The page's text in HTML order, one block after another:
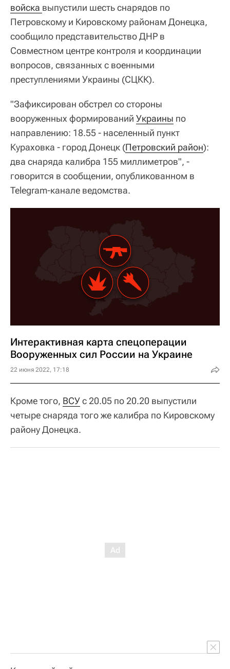
войска выпустили шесть снарядов по
Петровскому и Кировскому районам Донецка,
сообщило представительство ДНР в
Совместном центре контроля и координации
вопросов, связанных с военными
преступлениями Украины (СЦКК).
"Зафиксирован обстрел со стороны
вооруженных формирований Украины по
направлению: 18.55 - населенный пункт
Кураховка - город Донецк (Петровский район):
два снаряда калибра 155 миллиметров", -
говорится в сообщении, опубликованном в
Telegram-канале ведомства.
Интерактивная карта спецоперации
Вооруженных сил России на Украине
22 июня 2022, 17:18
Кроме того, ВСУс 20.05 по 20.20 выпустили
четыре снаряда того же калибра по Кировскому
району Донецка.